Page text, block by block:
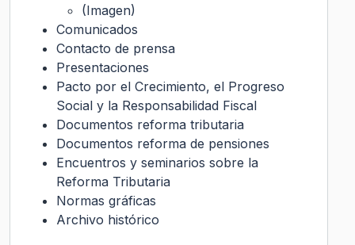
(Imagen)
Comunicados
Contacto de prensa
Presentaciones
Pacto por el Crecimiento, el Progreso
Social y la Responsabilidad Fiscal
Documentos reforma tributaria
Documentos reforma de pensiones
Encuentros y seminarios sobre la
Reforma Tributaria
Normas gráficas
Archivo histórico